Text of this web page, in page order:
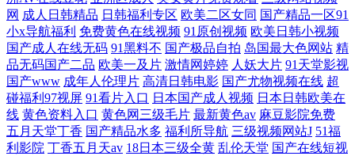
网 成人日韩精品 日韩福利专区 欧美二区女同 国产精品一区91
小x导航福利 免费黄色在线视频 91原创视频 欧美日韩小视频
国产成人在线无码 91黑料不 国产极品自拍 岛国最大色网站 精
品无码国产二品 欧美一及片 激情网婷婷 人妖大片 91天堂影视
国产www 成年人伦理片 高清日韩电影 国产尤物视频在线 超
碰福利97视屏 91看片入口 日本国产成人视频 日本日韩欧美在
线 黄色资料入口 黄色网三级毛片 最新黄色av 麻豆影院免费
五月天堂丁香 国产精品水多 福利所导航 三级视频网站J 51福
利影院 丁香五月天av 18日本三级全黄 乱伦天堂 国产在线短视